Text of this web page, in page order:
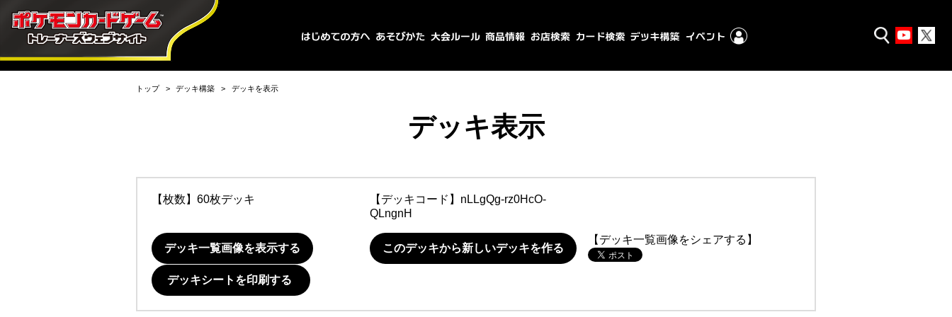
トップ デッキ構築 デッキを表示
デッキ表示
【枚数】60枚デッキ 【デッキコード】 nLLgQg-rz0HcO-
QLngnH
デッキ一覧画像を表示する このデッキから新しいデッキを作る
【デッキ一覧画像をシェアする】
デッキシートを印刷する